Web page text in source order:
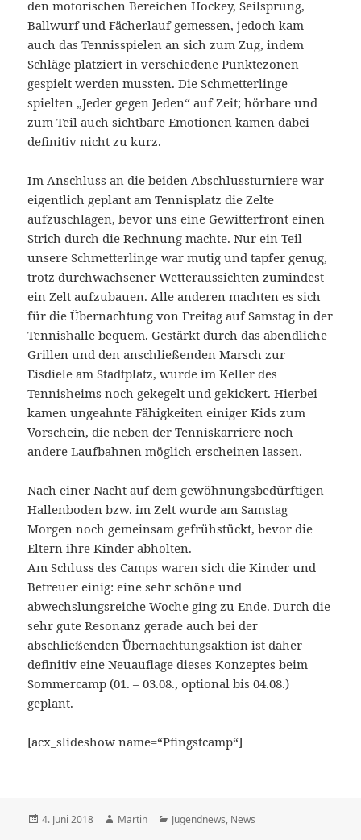
den motorischen Bereichen Hockey, Seilsprung,
Ballwurf und Fächerlauf gemessen, jedoch kam
auch das Tennisspielen an sich zum Zug, indem
Schläge platziert in verschiedene Punktezonen
gespielt werden mussten. Die Schmetterlinge
spielten „Jeder gegen Jeden“ auf Zeit; hörbare und
zum Teil auch sichtbare Emotionen kamen dabei
definitiv nicht zu kurz.
Im Anschluss an die beiden Abschlussturniere war
eigentlich geplant am Tennisplatz die Zelte
aufzuschlagen, bevor uns eine Gewitterfront einen
Strich durch die Rechnung machte. Nur ein Teil
unsere Schmetterlinge war mutig und tapfer genug,
trotz durchwachsener Wetteraussichten zumindest
ein Zelt aufzubauen. Alle anderen machten es sich
für die Übernachtung von Freitag auf Samstag in der
Tennishalle bequem. Gestärkt durch das abendliche
Grillen und den anschließenden Marsch zur
Eisdiele am Stadtplatz, wurde im Keller des
Tennisheims noch gekegelt und gekickert. Hierbei
kamen ungeahnte Fähigkeiten einiger Kids zum
Vorschein, die neben der Tenniskarriere noch
andere Laufbahnen möglich erscheinen lassen.
Nach einer Nacht auf dem gewöhnungsbedürftigen
Hallenboden bzw. im Zelt wurde am Samstag
Morgen noch gemeinsam gefrühstückt, bevor die
Eltern ihre Kinder abholten.
Am Schluss des Camps waren sich die Kinder und
Betreuer einig: eine sehr schöne und
abwechslungsreiche Woche ging zu Ende. Durch die
sehr gute Resonanz gerade auch bei der
abschließenden Übernachtungsaktion ist daher
definitiv eine Neuauflage dieses Konzeptes beim
Sommercamp (01. – 03.08., optional bis 04.08.)
geplant.
[acx_slideshow name=“Pfingstcamp“]
Veröffentlicht
4. Juni 2018 Autor
Martin Kategorien
Jugendnews, News